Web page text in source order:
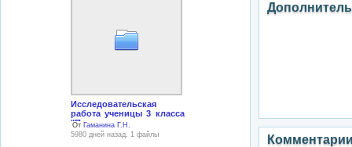
Исследовательская
работа ученицы 3 класса
"Поклонимся великим
тем годам",
От Гаманина Г.Н.
5980 дней назад, 1 файлы